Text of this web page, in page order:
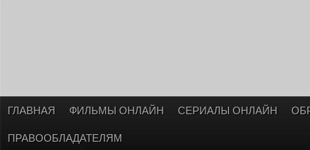
ГЛАВНАЯ ФИЛЬМЫ ОНЛАЙН СЕРИАЛЫ ОНЛАЙН
ПРАВООБЛАДАТЕЛЯМ